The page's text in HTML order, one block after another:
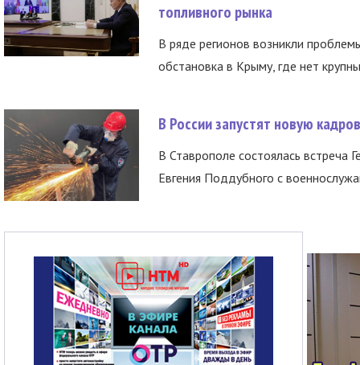
топливного рынка
В ряде регионов возникли
обстановка в Крыму, где нет
В России запустят новую
В Ставрополе состоялась встреча
Евгения Поддубного с